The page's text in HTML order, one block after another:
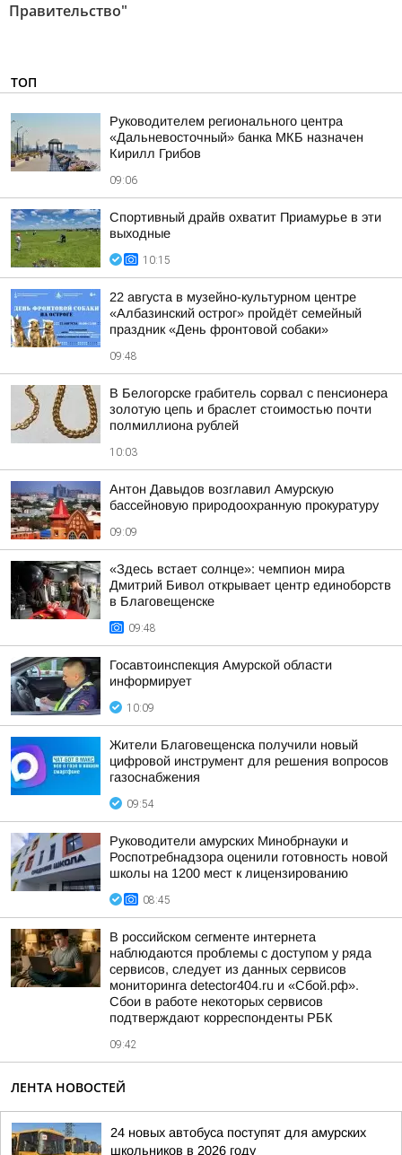
Правительство"
ТОП
Руководителем регионального центра
«Дальневосточный» банка МКБ назначен
Кирилл Грибов
09:06
Спортивный драйв охватит Приамурье в эти
выходные
10:15
22 августа в музейно-культурном центре
«Албазинский острог» пройдёт семейный
праздник «День фронтовой собаки»
09:48
В Белогорске грабитель сорвал с пенсионера
золотую цепь и браслет стоимостью почти
полмиллиона рублей
10:03
Антон Давыдов возглавил Амурскую
бассейновую природоохранную прокуратуру
09:09
«Здесь встает солнце»: чемпион мира
Дмитрий Бивол открывает центр единоборств
в Благовещенске
09:48
Госавтоинспекция Амурской области
информирует
10:09
Жители Благовещенска получили новый
цифровой инструмент для решения вопросов
газоснабжения
09:54
Руководители амурских Минобрнауки и
Роспотребнадзора оценили готовность новой
школы на 1200 мест к лицензированию
08:45
В российском сегменте интернета
наблюдаются проблемы с доступом у ряда
сервисов, следует из данных сервисов
мониторинга detector404.ru и «Сбой.рф».
Сбои в работе некоторых сервисов
подтверждают корреспонденты РБК
09:42
ЛЕНТА НОВОСТЕЙ
24 новых автобуса поступят для амурских
школьников в 2026 году